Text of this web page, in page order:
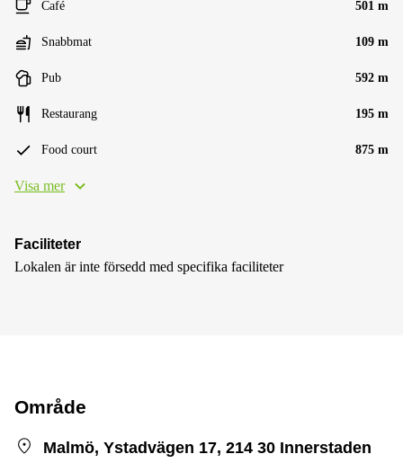
Café 501 m
Snabbmat 109 m
Pub 592 m
Restaurang 195 m
Food court 875 m
Visa mer
Faciliteter
Lokalen är inte försedd med specifika faciliteter
Område
Malmö, Ystadvägen 17, 214 30 Innerstaden